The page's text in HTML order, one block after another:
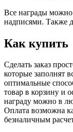
Все награды
надписями. Также
Как купить
Сделать заказ
которые заполнят
оптимальные
товар в корзину и
награду можно в
Оплата возможна
безналичным